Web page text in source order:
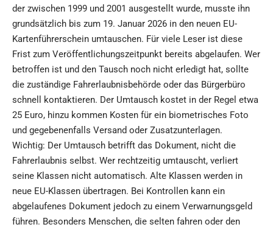
der zwischen 1999 und 2001 ausgestellt wurde, musste ihn
grundsätzlich bis zum 19. Januar 2026 in den neuen EU-
Kartenführerschein umtauschen. Für viele Leser ist diese
Frist zum Veröffentlichungszeitpunkt bereits abgelaufen. Wer
betroffen ist und den Tausch noch nicht erledigt hat, sollte
die zuständige Fahrerlaubnisbehörde oder das Bürgerbüro
schnell kontaktieren. Der Umtausch kostet in der Regel etwa
25 Euro, hinzu kommen Kosten für ein biometrisches Foto
und gegebenenfalls Versand oder Zusatzunterlagen.
Wichtig: Der Umtausch betrifft das Dokument, nicht die
Fahrerlaubnis selbst. Wer rechtzeitig umtauscht, verliert
seine Klassen nicht automatisch. Alte Klassen werden in
neue EU-Klassen übertragen. Bei Kontrollen kann ein
abgelaufenes Dokument jedoch zu einem Verwarnungsgeld
führen. Besonders Menschen, die selten fahren oder den